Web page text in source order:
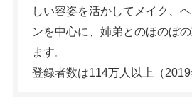
しい容姿を活かしてメイク、
ンを中心に、姉弟とのほのぼ
ます。
登録者数は114万人以上（2019